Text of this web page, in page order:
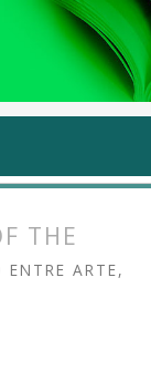
THE
ENTRE ARTE,